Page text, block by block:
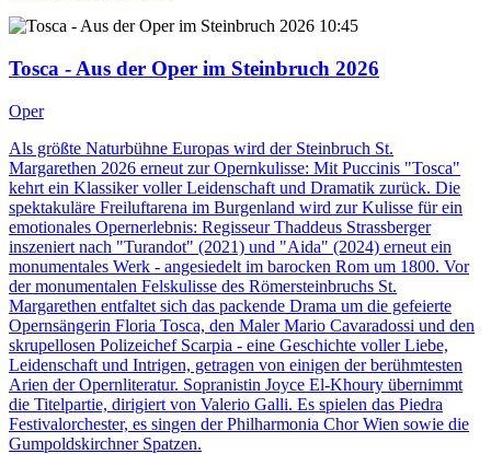
10:45
Tosca - Aus der Oper im Steinbruch 2026
Oper
Als größte Naturbühne Europas wird der Steinbruch St.
Margarethen 2026 erneut zur Opernkulisse: Mit Puccinis "Tosca"
kehrt ein Klassiker voller Leidenschaft und Dramatik zurück. Die
spektakuläre Freiluftarena im Burgenland wird zur Kulisse für ein
emotionales Opernerlebnis: Regisseur Thaddeus Strassberger
inszeniert nach "Turandot" (2021) und "Aida" (2024) erneut ein
monumentales Werk - angesiedelt im barocken Rom um 1800. Vor
der monumentalen Felskulisse des Römersteinbruchs St.
Margarethen entfaltet sich das packende Drama um die gefeierte
Opernsängerin Floria Tosca, den Maler Mario Cavaradossi und den
skrupellosen Polizeichef Scarpia - eine Geschichte voller Liebe,
Leidenschaft und Intrigen, getragen von einigen der berühmtesten
Arien der Opernliteratur. Sopranistin Joyce El-Khoury übernimmt
die Titelpartie, dirigiert von Valerio Galli. Es spielen das Piedra
Festivalorchester, es singen der Philharmonia Chor Wien sowie die
Gumpoldskirchner Spatzen.